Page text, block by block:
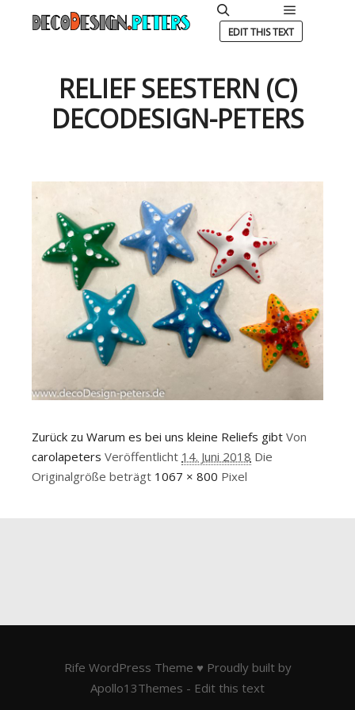
Suchen Hauptmenü
EDIT THIS TEXT
RELIEF SEESTERN (C)
DECODESIGN-PETERS
Zurück zu Warum es bei uns kleine Reliefs gibt Von
carolapeters Veröffentlicht 14. Juni 2018 Die
Originalgröße beträgt 1067 × 800 Pixel
Rife WordPress Theme ♥ Proudly built by
Apollo13Themes - Edit this text